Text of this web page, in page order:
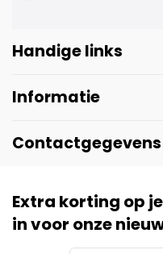
Handige links
Informatie
Contactgegevens
Extra korting op
in voor onze